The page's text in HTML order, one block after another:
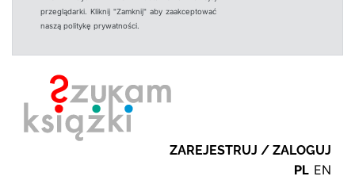
przeglądarki. Kliknij "Zamknij" aby zaakceptować
naszą politykę prywatności.
ZAREJESTRUJ / ZALOGUJ
PL EN